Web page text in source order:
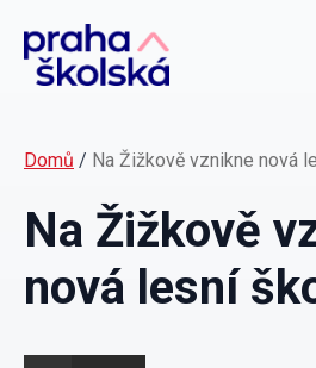
Domů / Na Žižkově vznikne nová
Na Žižkově
nová lesní